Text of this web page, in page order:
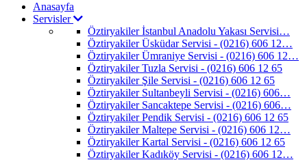
Anasayfa
Servisler
Öztiryakiler İstanbul Anadolu Yakası Servisi…
Öztiryakiler Üsküdar Servisi - (0216) 606 12…
Öztiryakiler Ümraniye Servisi - (0216) 606 12…
Öztiryakiler Tuzla Servisi - (0216) 606 12 65
Öztiryakiler Şile Servisi - (0216) 606 12 65
Öztiryakiler Sultanbeyli Servisi - (0216) 606…
Öztiryakiler Sancaktepe Servisi - (0216) 606…
Öztiryakiler Pendik Servisi - (0216) 606 12 65
Öztiryakiler Maltepe Servisi - (0216) 606 12…
Öztiryakiler Kartal Servisi - (0216) 606 12 65
Öztiryakiler Kadıköy Servisi - (0216) 606 12…